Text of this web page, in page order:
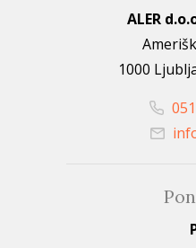
ALER
1000